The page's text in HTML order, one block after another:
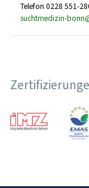
Telefon 0228 551-
suchtmedizin-